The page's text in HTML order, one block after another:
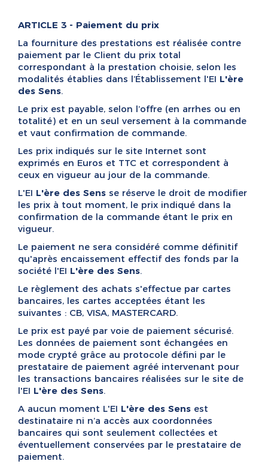
ARTICLE 3 - Paiement du prix
La fourniture des prestations est réalisée contre
paiement par le Client du prix total
correspondant à la prestation choisie, selon les
modalités établies dans l’Établissement l'EI L'ère
des Sens.
Le prix est payable, selon l’offre (en arrhes ou en
totalité) et en un seul versement à la commande
et vaut confirmation de commande.
Les prix indiqués sur le site Internet sont
exprimés en Euros et TTC et correspondent à
ceux en vigueur au jour de la commande.
L'EI L'ère des Sens se réserve le droit de modifier
les prix à tout moment, le prix indiqué dans la
confirmation de la commande étant le prix en
vigueur.
Le paiement ne sera considéré comme définitif
qu'après encaissement effectif des fonds par la
société l'EI L'ère des Sens.
Le règlement des achats s'effectue par cartes
bancaires, les cartes acceptées étant les
suivantes : CB, VISA, MASTERCARD.
Le prix est payé par voie de paiement sécurisé.
Les données de paiement sont échangées en
mode crypté grâce au protocole défini par le
prestataire de paiement agréé intervenant pour
les transactions bancaires réalisées sur le site de
l'EI L'ère des Sens.
A aucun moment L'EI L'ère des Sens est
destinataire ni n’a accès aux coordonnées
bancaires qui sont seulement collectées et
éventuellement conservées par le prestataire de
paiement.